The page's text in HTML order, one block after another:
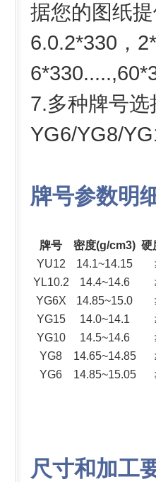
据您的图纸
6.0.2*330，
7.多种牌号选
YG6/YG8/
牌号参数明
牌号 密度(g/cm3) 硬
YU12
14.1~14.15
YL10.2
14.4~14.6
YG6X
14.85~15.0
YG15
14.0~14.1
YG10
14.5~14.6
YG8
14.65~14.85
YG6
14.85~15.05
尺寸和加工